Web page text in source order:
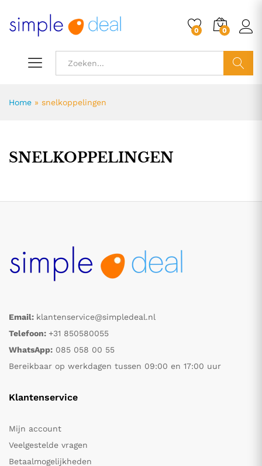
0 0
Home » snelkoppelingen
SNELKOPPELINGEN
Email: klantenservice@simpledeal.nl
Telefoon: +31 850580055
WhatsApp: 085 058 00 55
Bereikbaar op werkdagen tussen 09:00 en 17:00 uur
Klantenservice
Mijn account
Veelgestelde vragen
Betaalmogelijkheden